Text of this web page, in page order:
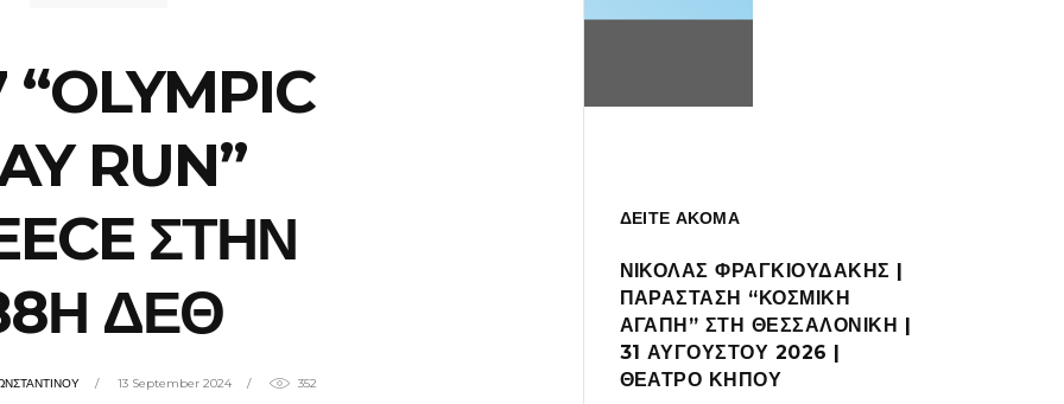
RUN”
ΣΤΗΝ
ΔΕΘ
13 September 2024 352
ΔΕΙΤΕ ΑΚΟΜΑ
ΝΙΚΟΛΑΣ ΦΡΑΓΚΙΟΥΔΑΚΗΣ |
ΠΑΡΑΣΤΑΣΗ “ΚΟΣΜΙΚΗ
ΑΓΑΠΗ” ΣΤΗ ΘΕΣΣΑΛΟΝΙΚΗ |
31 ΑΥΓΟΥΣΤΟΥ 2026 |
ΘΕΑΤΡΟ ΚΗΠΟΥ